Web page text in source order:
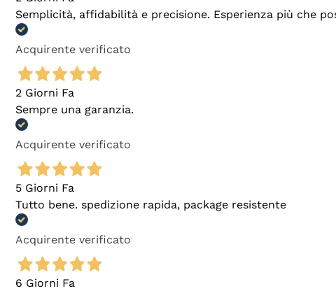
Semplicità, affidabilità e precisione. Esperienza più che
Acquirente verificato
2 Giorni Fa
Sempre una garanzia.
Acquirente verificato
5 Giorni Fa
Tutto bene. spedizione rapida, package resistente
Acquirente verificato
6 Giorni Fa